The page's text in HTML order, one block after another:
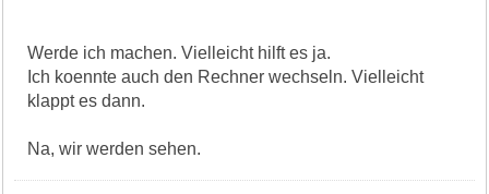
Werde ich machen. Vielleicht hilft es ja.
Ich koennte auch den Rechner wechseln. Vielleicht
klappt es dann.
Na, wir werden sehen.